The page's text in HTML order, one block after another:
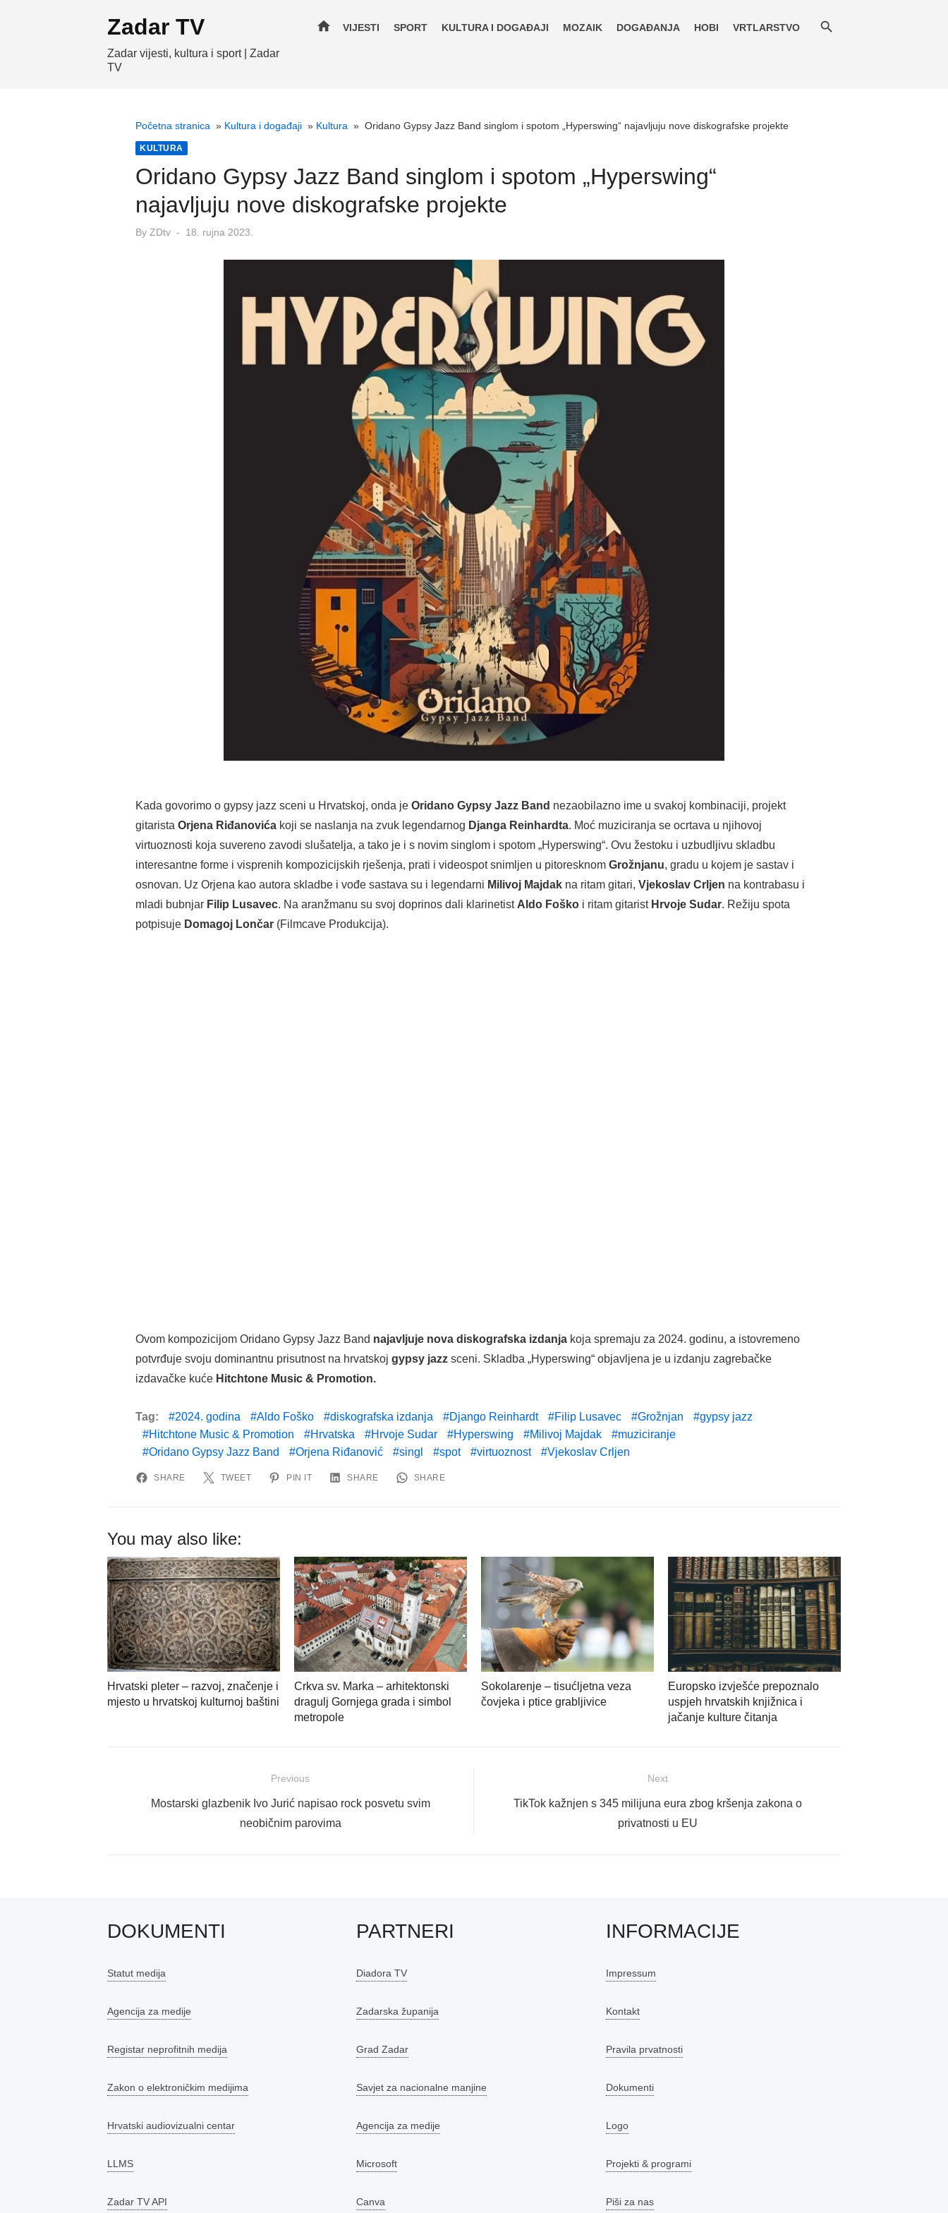
Zadar TV
Zadar vijesti, kultura i sport | Zadar
TV
home VIJESTI SPORT KULTURA I DOGAĐAJI MOZAIK DOGAĐANJA HOBI VRTLARSTVO
Početna stranica » Kultura i događaji » Kultura » Oridano Gypsy Jazz Band singlom i spotom „Hyperswing“ najavljuju nove diskografske projekte
KULTURA
Oridano Gypsy Jazz Band singlom i spotom „Hyperswing“
najavljuju nove diskografske projekte
By ZDtv
Posted
18. rujna 2023.
Kada govorimo o gypsy jazz sceni u Hrvatskoj, onda je Oridano Gypsy Jazz Band nezaobilazno ime u svakoj kombinaciji, projekt
gitarista Orjena Riđanovića koji se naslanja na zvuk legendarnog Djanga Reinhardta. Moć muziciranja se ocrtava u njihovoj
virtuoznosti koja suvereno zavodi slušatelja, a tako je i s novim singlom i spotom „Hyperswing“. Ovu žestoku i uzbudljivu skladbu
interesantne forme i visprenih kompozicijskih rješenja, prati i videospot snimljen u pitoresknom Grožnjanu, gradu u kojem je sastav i
osnovan. Uz Orjena kao autora skladbe i vođe sastava su i legendarni Milivoj Majdak na ritam gitari, Vjekoslav Crljen na kontrabasu i
mladi bubnjar Filip Lusavec. Na aranžmanu su svoj doprinos dali klarinetist Aldo Foško i ritam gitarist Hrvoje Sudar. Režiju spota
potpisuje Domagoj Lončar (Filmcave Produkcija).
Ovom kompozicijom Oridano Gypsy Jazz Band najavljuje nova diskografska izdanja koja spremaju za 2024. godinu, a istovremeno
potvrđuje svoju dominantnu prisutnost na hrvatskoj gypsy jazz sceni. Skladba „Hyperswing“ objavljena je u izdanju zagrebačke
izdavačke kuće Hitchtone Music & Promotion.
Tag: 2024. godina Aldo Foško diskografska izdanja Django Reinhardt Filip Lusavec Grožnjan
gypsy jazz
Hitchtone Music & Promotion
Hrvatska Hrvoje Sudar Hyperswing Milivoj Majdak
muziciranje
Oridano Gypsy Jazz Band
Orjena Riđanović singl spot virtuoznost Vjekoslav Crljen
SHARE TWEET PIN IT SHARE SHARE
You may also like:
Hrvatski pleter – razvoj, značenje i
mjesto u hrvatskoj kulturnoj baštini
Crkva sv. Marka – arhitektonski
dragulj Gornjega grada i simbol
metropole
Sokolarenje – tisućljetna veza
čovjeka i ptice grabljivice
Europsko izvješće prepoznalo
uspjeh hrvatskih knjižnica i
jačanje kulture čitanja
objava
Previous
Previous
Mostarski glazbenik Ivo Jurić napisao rock posvetu svim
neobičnim parovima
Next
Next
TikTok kažnjen s 345 milijuna eura zbog kršenja zakona o
privatnosti u EU
DOKUMENTI
Statut medija
Agencija za medije
Registar neprofitnih medija
Zakon o elektroničkim medijima
Hrvatski audiovizualni centar
LLMS
Zadar TV API
PARTNERI
Diadora TV
Zadarska županija
Grad Zadar
Savjet za nacionalne manjine
Agencija za medije
Microsoft
Canva
INFORMACIJE
Impressum
Kontakt
Pravila prvatnosti
Dokumenti
Logo
Projekti & programi
Piši za nas